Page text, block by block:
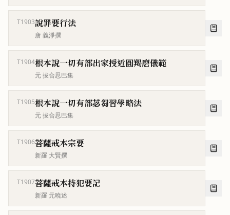
T1903說罪要行法
唐 義淨撰
T1904根本說一切有部出家授近圓羯磨儀範
元 拔合思巴集
T1905根本說一切有部苾芻習學略法
元 拔合思巴集
T1906菩薩戒本宗要
新羅 大賢撰
T1907菩薩戒本持犯要記
新羅 元曉述